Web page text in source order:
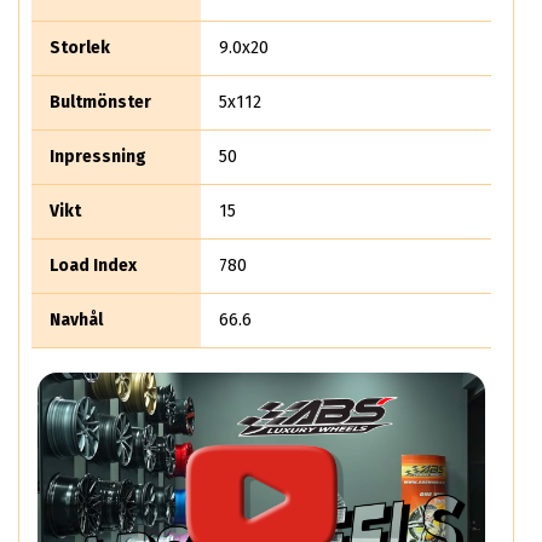
Storlek 9.0x20
Bultmönster 5x112
Inpressning 50
Vikt 15
Load Index 780
Navhål 66.6